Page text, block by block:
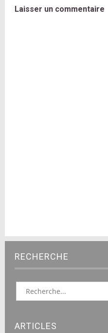
Laisser un commentaire
RECHERCHE
ARTICLES